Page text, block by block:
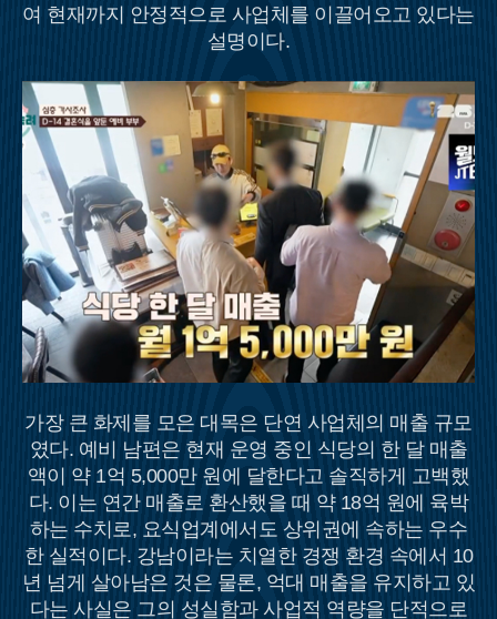
여 현재까지 안정적으로 사업체를 이끌어오고 있다는
설명이다.
가장 큰 화제를 모은 대목은 단연 사업체의 매출 규모
였다. 예비 남편은 현재 운영 중인 식당의 한 달 매출
액이 약 1억 5,000만 원에 달한다고 솔직하게 고백했
다. 이는 연간 매출로 환산했을 때 약 18억 원에 육박
하는 수치로, 요식업계에서도 상위권에 속하는 우수
한 실적이다. 강남이라는 치열한 경쟁 환경 속에서 10
년 넘게 살아남은 것은 물론, 억대 매출을 유지하고 있
다는 사실은 그의 성실함과 사업적 역량을 단적으로